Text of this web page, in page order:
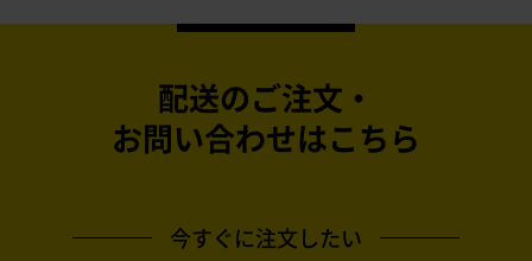
配送のご注文・
お問い合わせはこちら
今すぐに注文したい